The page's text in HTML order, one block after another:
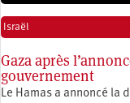
Israël
Gaza après
gouvernement
Le Hamas a annoncé la